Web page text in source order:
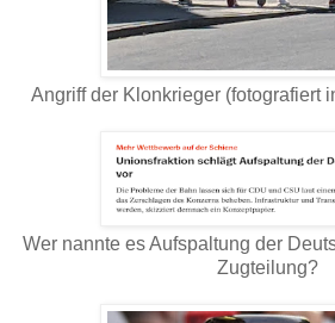
Angriff der Klonkrieger (fotografiert
Wer nannte es Aufspaltung der
Zugteilung?